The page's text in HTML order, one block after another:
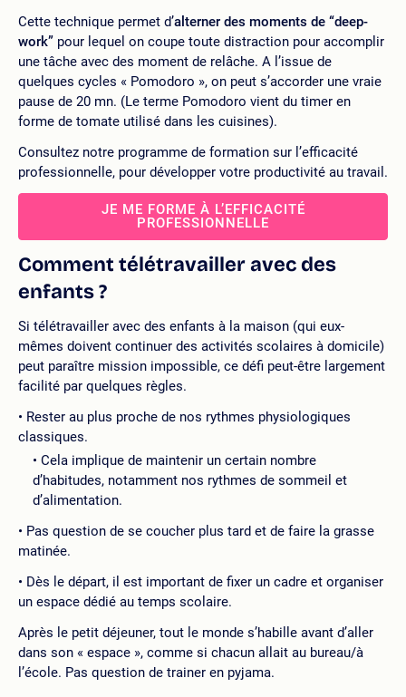
Cette technique permet d’alterner des moments de “deep-
work” pour lequel on coupe toute distraction pour accomplir
une tâche avec des moment de relâche. A l’issue de
quelques cycles « Pomodoro », on peut s’accorder une vraie
pause de 20 mn. (Le terme Pomodoro vient du timer en
forme de tomate utilisé dans les cuisines).
Consultez notre programme de formation sur l’efficacité
professionnelle, pour développer votre productivité au travail.
JE ME FORME À L’EFFICACITÉ
PROFESSIONNELLE
Comment télétravailler avec des
enfants ?
Si télétravailler avec des enfants à la maison (qui eux-
mêmes doivent continuer des activités scolaires à domicile)
peut paraître mission impossible, ce défi peut-être largement
facilité par quelques règles.
Rester au plus proche de nos rythmes physiologiques
classiques.
Cela implique de maintenir un certain nombre
d’habitudes, notamment nos rythmes de sommeil et
d’alimentation.
Pas question de se coucher plus tard et de faire la grasse
matinée.
Dès le départ, il est important de fixer un cadre et organiser
un espace dédié au temps scolaire.
Après le petit déjeuner, tout le monde s’habille avant d’aller
dans son « espace », comme si chacun allait au bureau/à
l’école. Pas question de trainer en pyjama.